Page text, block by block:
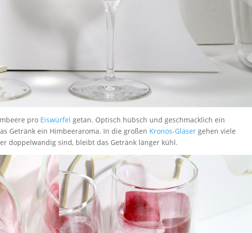
pro Eiswürfel getan. Optisch hübsch und geschmacklich ein
Getränk ein Himbeeraroma. In die großen Kronos-Gläser gehen viele
doppelwandig sind, bleibt das Getränk länger kühl.